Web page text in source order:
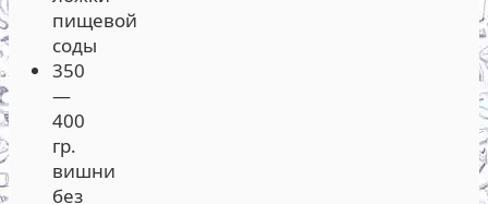
пищевой
соды
350
—
400
гр.
вишни
без